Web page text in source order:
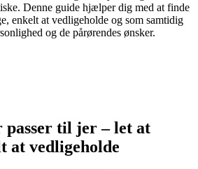
Denne guide hjælper dig med at finde
enkelt at vedligeholde og som samtidig
og de pårørendes ønsker.
passer til jer – let at
at vedligeholde